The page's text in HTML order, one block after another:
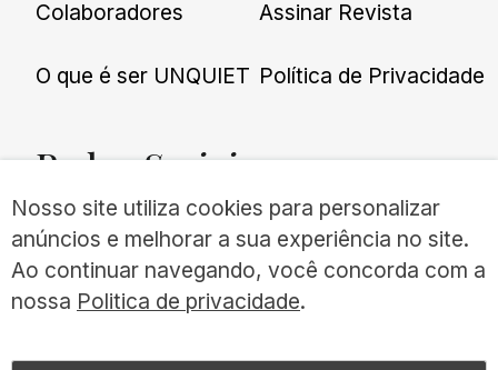
Colaboradores
O que é ser UNQUIET
Assinar Revista
Política de Privacidade
RedesSociais
TODOS OS DIREITOS RESERVADOS
Nosso site utiliza cookies para personalizar
anúncios e melhorar a sua experiência no site.
Ao continuar navegando, você concorda com a
nossa Politica de privacidade.